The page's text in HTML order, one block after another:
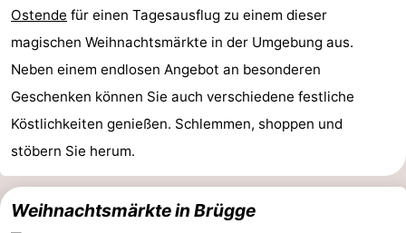
De
Haan
-
Bredene
-
Middelkerke
-
Westende
-
Nieuwpoort
-
Oostduinkerke
-
Ostende für einen Tagesausflug zu einem dieser
magischen Weihnachtsmärkte in der Umgebung aus.
Neben einem endlosen Angebot an besonderen
Geschenken können Sie auch verschiedene festliche
Köstlichkeiten genießen. Schlemmen, shoppen und
stöbern Sie herum.
Weihnachtsmärkte in Brügge